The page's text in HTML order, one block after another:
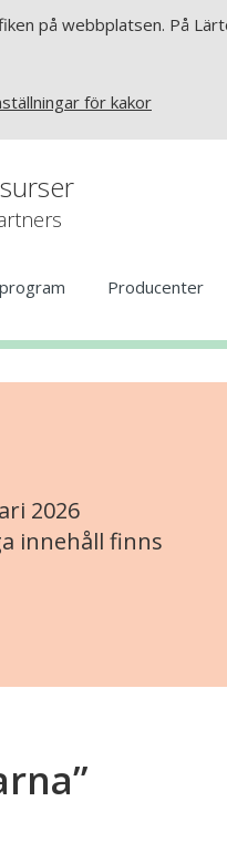
på webbplatsen. På
för kakor
Producenter
2026
innehåll finns